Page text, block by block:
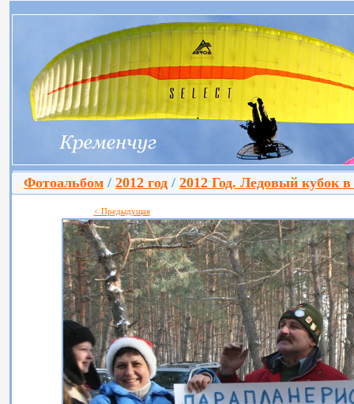
Фотоальбом / 2012 год / 2012 Год. Ледовый кубок
< Предыдущая